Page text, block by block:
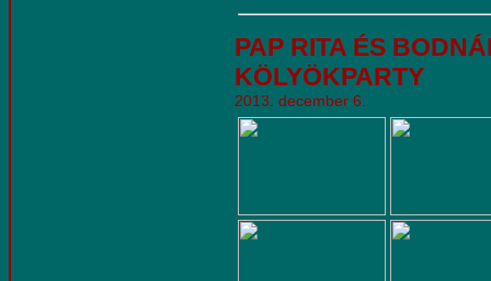
PAP RITA ÉS
KÖLYÖKPARTY
2013. december 6.